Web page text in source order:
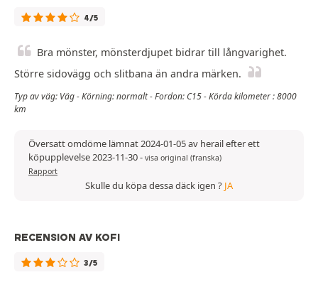
4/5
Bra mönster, mönsterdjupet bidrar till långvarighet.
Större sidovägg och slitbana än andra märken.
Typ av väg: Väg - Körning: normalt - Fordon: C15 - Körda kilometer : 8000
km
Översatt omdöme lämnat 2024-01-05 av herail efter ett
köpupplevelse 2023-11-30- visa original (franska)
Rapport
Skulle du köpa dessa däck igen ? JA
RECENSION AV KOFI
3/5